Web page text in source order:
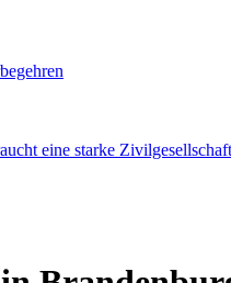
eine starke